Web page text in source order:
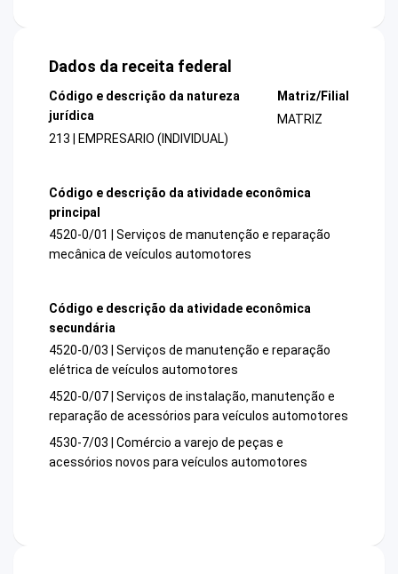
Dados da receita federal
Código e descrição da natureza
jurídica
213 | EMPRESARIO (INDIVIDUAL)
Matriz/Filial
MATRIZ
Código e descrição da atividade econômica
principal
4520-0/01 | Serviços de manutenção e reparação
mecânica de veículos automotores
Código e descrição da atividade econômica
secundária
4520-0/03 | Serviços de manutenção e reparação
elétrica de veículos automotores
4520-0/07 | Serviços de instalação, manutenção e
reparação de acessórios para veículos automotores
4530-7/03 | Comércio a varejo de peças e
acessórios novos para veículos automotores